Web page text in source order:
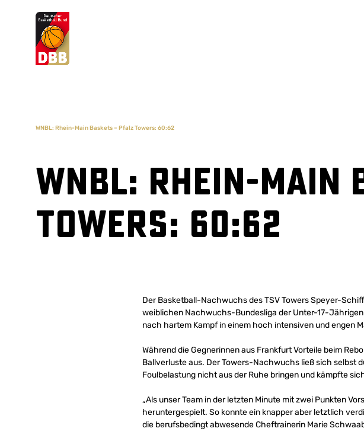
Suchvorschläge
WNBL: Rhein-Main Baskets – Pfalz Towers: 60:62
WNBL: Rhein-
Towers: 60:62
Der Basketball-Nachwuchs des TSV Towers Speyer-
weiblichen Nachwuchs-Bundesliga der Unter-17-
nach hartem Kampf in einem hoch intensiven und engen
Während die Gegnerinnen aus Frankfurt Vorteile beim
Ballverluste aus. Der Towers-Nachwuchs ließ sich selbst
Foulbelastung nicht aus der Ruhe bringen und kämpfte
„Als unser Team in der letzten Minute mit zwei Punkten
heruntergespielt. So konnte ein knapper aber letztlich
die berufsbedingt abwesende Cheftrainerin Marie